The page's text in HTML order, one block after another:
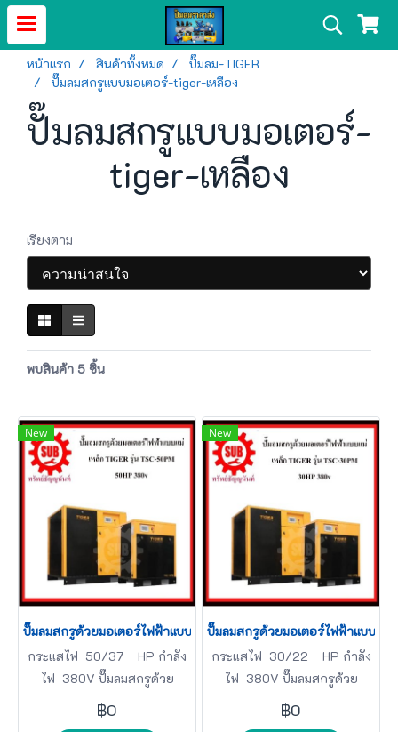
หน้าแรก สินค้าทั้งหมด
ปั๊มลม-TIGER
ปั๊มลมสกรูแบบมอเตอร์-tiger-เหลือง
ปั๊มลมสกรูแบบมอเตอร์-
tiger-เหลือง
เรียงตาม
พบสินค้า 5 ชิ้น
New
ปั๊มลมสกรูด้วยมอเตอร์ไฟฟ้าแบบแม่เหล็ก TIGER รุ่น TSC-50PM
กระแสไฟ 50/37 HP กำลัง
ไฟ 380V ปั๊มลมสกรูด้วย
มอเตอร์ TIGER
฿0
New
ปั๊มลมสกรูด้วยมอเตอร์ไฟฟ้าแบบแม่
กระแสไฟ 30/22 HP กำลัง
ไฟ 380V ปั๊มลมสกรูด้วย
มอเตอร์ TIGER
฿0